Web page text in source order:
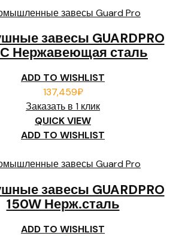
завесы Guard Pro
завесы GUARDPRO
Нержавеющая сталь
ADD TO WISHLIST
137,459₽
Заказать в 1 клик
QUICK VIEW
ADD TO WISHLIST
завесы Guard Pro
завесы GUARDPRO
150W Нерж.сталь
ADD TO WISHLIST